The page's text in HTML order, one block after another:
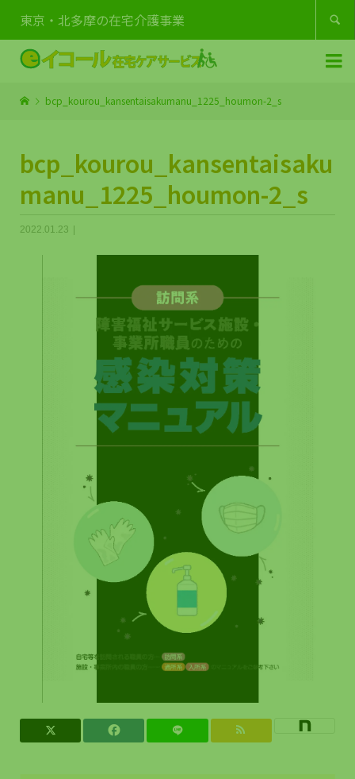
東京・北多摩の在宅介護事業 

bcp_kourou_kansentaisakumanu_1225_houmon-2_s
bcp_kourou_kansentaisaku
manu_1225_houmon-2_s
2022.01.23